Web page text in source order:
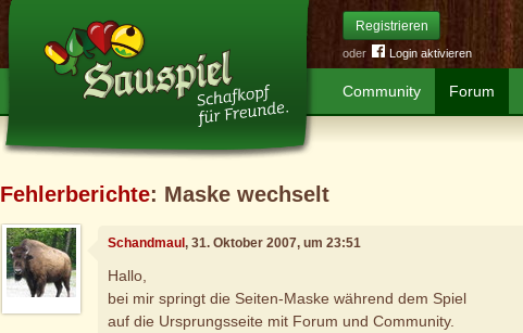
Registrieren
oder Login aktivieren
Community Forum
Fehlerberichte: Maske wechselt
Schandmaul, 31. Oktober 2007, um 23:51
Hallo,
bei mir springt die Seiten-Maske während dem Spiel
auf die Ursprungsseite mit Forum und Community.